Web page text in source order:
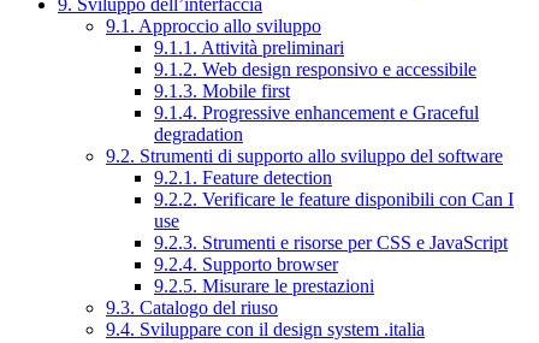
9.1. Approccio allo sviluppo
9.1.1. Attività preliminari
9.1.2. Web design responsivo e accessibile
9.1.3. Mobile first
9.1.4. Progressive enhancement e Graceful
degradation
9.2. Strumenti di supporto allo sviluppo del software
9.2.1. Feature detection
9.2.2. Verificare le feature disponibili con Can I
use
9.2.3. Strumenti e risorse per CSS e JavaScript
9.2.4. Supporto browser
9.2.5. Misurare le prestazioni
9.3. Catalogo del riuso
9.4. Sviluppare con il design system .italia